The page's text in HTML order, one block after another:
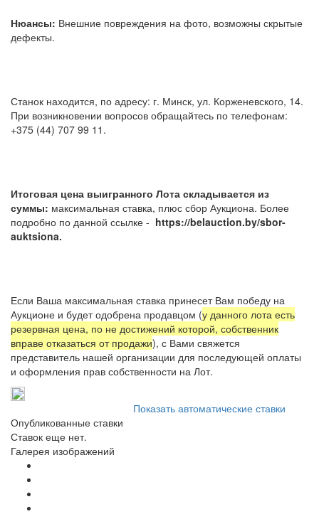
Нюансы: Внешние повреждения на фото, возможны скрытые
дефекты.
Станок находится, по адресу: г. Минск, ул. Корженевского, 14.
При возникновении вопросов обращайтесь по телефонам:
+375 (44) 707 99 11.
Итоговая цена выигранного Лота складывается из
суммы: максимальная ставка, плюс сбор Аукциона. Более
подробно по данной ссылке - https://belauction.by/sbor-
auktsiona.
Если Ваша максимальная ставка принесет Вам победу на
Аукционе и будет одобрена продавцом (у данного лота есть
резервная цена, по не достижений которой, собственник
вправе отказаться от продажи), с Вами свяжется
представитель нашей организации для последующей оплаты
и оформления прав собственности на Лот.
Показать автоматические ставки
Опубликованные ставки
Ставок еще нет.
Галерея изображений